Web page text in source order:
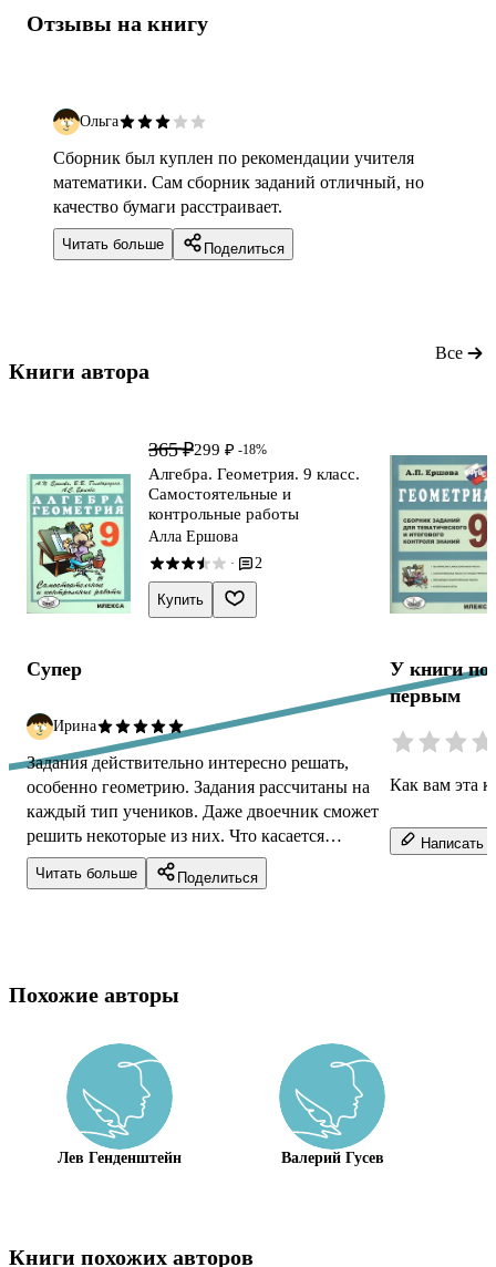
Отзывы на книгу
Ольга
Сборник был куплен по рекомендации учителя
математики. Сам сборник заданий отличный, но
качество бумаги расстраивает.
Читать больше Поделиться
Книги автора
Все
365 ₽299 ₽ -18%
Алгебра. Геометрия. 9 класс.
Самостоятельные и
контрольные работы
Алла Ершова
· 2
Купить
Супер
Ирина
Задания действительно интересно решать,
особенно геометрию. Задания рассчитаны на
каждый тип учеников. Даже двоечник сможет
решить некоторые из них. Что касается
алгебры, то для нее мы используем друг...
Читать больше Поделиться
У книги
первым
Как вам эта
Написать
Похожие авторы
Лев Генденштейн Валерий Гусев
Книги похожих авторов